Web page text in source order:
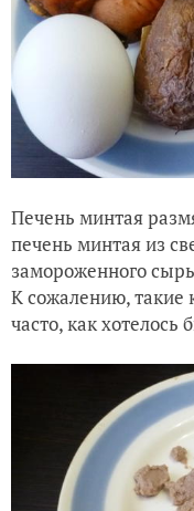
Печень минтая
печень минтая из
замороженного
К сожалению, такие
часто, как хотелось